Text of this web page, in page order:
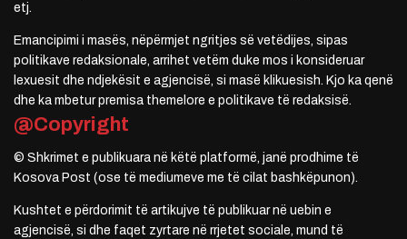
etj.
Emancipimi i masës, nëpërmjet ngritjes së vetëdijes, sipas
politikave redaksionale, arrihet vetëm duke mos i konsideruar
lexuesit dhe ndjekësit e agjencisë, si masë klikuesish. Kjo ka qenë
dhe ka mbetur premisa themelore e politikave të redaksisë.
@Copyright
© Shkrimet e publikuara në këtë platformë, janë prodhime të
Kosova Post (ose të mediumeve me të cilat bashkëpunon).
Kushtet e përdorimit të artikujve të publikuar në uebin e
agjencisë, si dhe faqet zyrtare në rrjetet sociale, mund të